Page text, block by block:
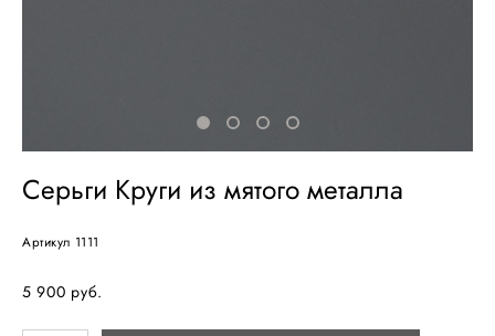
Серьги Круги из мятого металла
Артикул 1111
5 900 pуб.